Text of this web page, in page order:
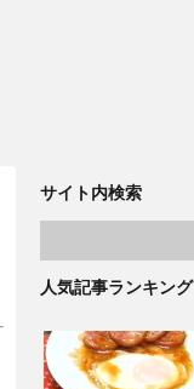
サイト内検索
人気記事ランキング